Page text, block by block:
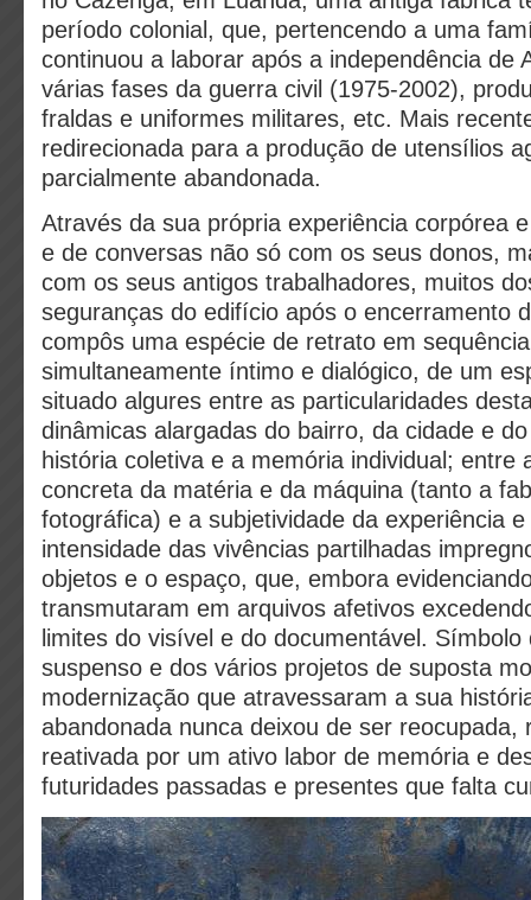
período colonial, que, pertencendo a uma
continuou a laborar após a independência de
várias fases da guerra civil (1975-2002),
fraldas e uniformes militares, etc. Mais
redirecionada para a produção de utensílios
parcialmente abandonada.
Através da sua própria experiência corpórea
e de conversas não só com os seus donos,
com os seus antigos trabalhadores, muitos
seguranças do edifício após o encerramento
compôs uma espécie de retrato em
simultaneamente íntimo e dialógico, de um
situado algures entre as particularidades
dinâmicas alargadas do bairro, da cidade e
história coletiva e a memória individual; entre
concreta da matéria e da máquina (tanto a
fotográfica) e a subjetividade da experiência e
intensidade das vivências partilhadas
objetos e o espaço, que, embora
transmutaram em arquivos afetivos
limites do visível e do documentável.
suspenso e dos vários projetos de suposta
modernização que atravessaram a sua
abandonada nunca deixou de ser reocupada,
reativada por um ativo labor de memória e
futuridades passadas e presentes que falta